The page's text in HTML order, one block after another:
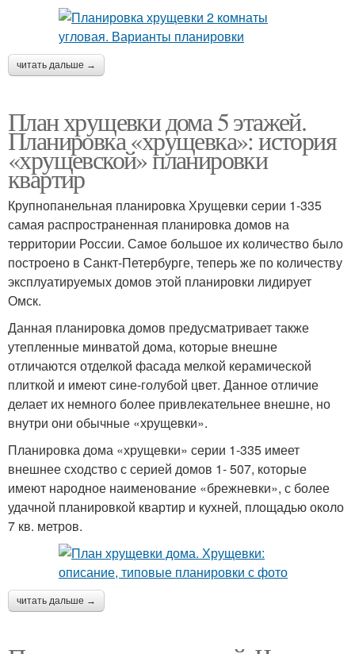
читать дальше →
План хрущевки дома 5 этажей.
Планировка «хрущевка»: история
«хрущевской» планировки
квартир
Крупнопанельная планировка Хрущевки серии 1-335
самая распространенная планировка домов на
территории России. Самое большое их количество было
построено в Санкт-Петербурге, теперь же по количеству
эксплуатируемых домов этой планировки лидирует
Омск.
Данная планировка домов предусматривает также
утепленные минватой дома, которые внешне
отличаются отделкой фасада мелкой керамической
плиткой и имеют сине-голубой цвет. Данное отличие
делает их немного более привлекательнее внешне, но
внутри они обычные «хрущевки».
Планировка дома «хрущевки» серии 1-335 имеет
внешнее сходство с серией домов 1- 507, которые
имеют народное наименование «брежневки», с более
удачной планировкой квартир и кухней, площадью около
7 кв. метров.
читать дальше →